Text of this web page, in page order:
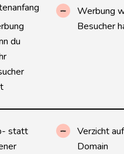
du
Werbung
Besucher
statt
Verzicht
Domain